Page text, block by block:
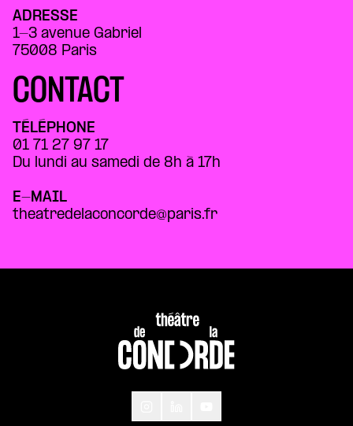
ADRESSE
1-3 avenue Gabriel
75008 Paris
CONTACT
TÉLÉPHONE
01 71 27 97 17
Du lundi au samedi de 8h à 17h
E-MAIL
theatredelaconcorde@paris.fr